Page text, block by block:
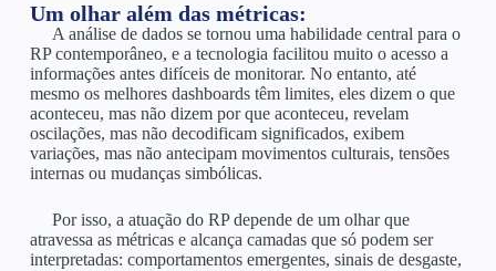
Um olhar além das métricas:
A análise de dados se tornou uma habilidade central para o
RP contemporâneo, e a tecnologia facilitou muito o acesso a
informações antes difíceis de monitorar. No entanto, até
mesmo os melhores dashboards têm limites, eles dizem o que
aconteceu, mas não dizem por que aconteceu, revelam
oscilações, mas não decodificam significados, exibem
variações, mas não antecipam movimentos culturais, tensões
internas ou mudanças simbólicas.
Por isso, a atuação do RP depende de um olhar que
atravessa as métricas e alcança camadas que só podem ser
interpretadas: comportamentos emergentes, sinais de desgaste,